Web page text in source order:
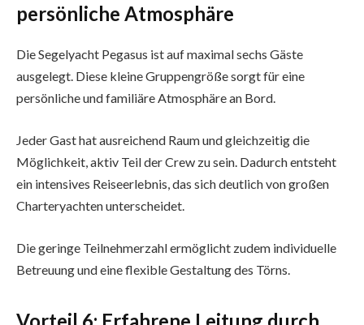
persönliche Atmosphäre
Die Segelyacht Pegasus ist auf maximal sechs Gäste
ausgelegt. Diese kleine Gruppengröße sorgt für eine
persönliche und familiäre Atmosphäre an Bord.
Jeder Gast hat ausreichend Raum und gleichzeitig die
Möglichkeit, aktiv Teil der Crew zu sein. Dadurch entsteht
ein intensives Reiseerlebnis, das sich deutlich von großen
Charteryachten unterscheidet.
Die geringe Teilnehmerzahl ermöglicht zudem individuelle
Betreuung und eine flexible Gestaltung des Törns.